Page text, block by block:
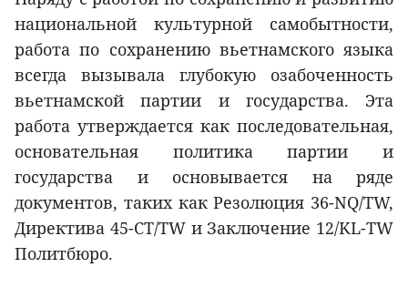
национальной культурной самобытности,
работа по сохранению вьетнамского языка
всегда вызывала глубокую озабоченность
вьетнамской партии и государства. Эта
работа утверждается как последовательная,
основательная политика партии и
государства и основывается на ряде
документов, таких как Резолюция 36-NQ/TW,
Директива 45-CT/TW и Заключение 12/KL-TW
Политбюро.